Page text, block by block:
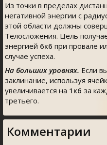
Из точки в пределах
негативной энергии с
этой области должны
Телосложения. Цель
энергией 6к6 при провале
случае успеха.
На больших уровнях. Если
заклинание, используя
увеличивается на 1к6 за
третьего.
Комментарии